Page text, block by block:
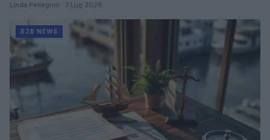
Linda Pellegrini · 7 Lug 2026
B2B NEWS